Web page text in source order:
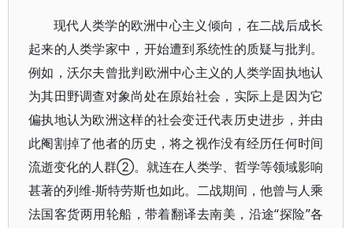
现代人类学的欧洲中心主义倾向，在二战后成长
起来的人类学家中，开始遭到系统性的质疑与批判。
例如，沃尔夫曾批判欧洲中心主义的人类学固执地认
为其田野调查对象尚处在原始社会，实际上是因为它
偏执地认为欧洲这样的社会变迁代表历史进步，并由
此阉割掉了他者的历史，将之视作没有经历任何时间
流逝变化的人群②。就连在人类学、哲学等领域影响
甚著的列维-斯特劳斯也如此。二战期间，他曾与人乘
法国客货两用轮船，带着翻译去南美，沿途“探险”各